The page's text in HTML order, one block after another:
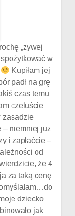
„żywej
w
Kupiłam jej
padł na grę
czas temu
czeluście
zasadzie
– niemniej już
i zapłaćcie –
od
że 4
za taką cenę
dziecko
jak